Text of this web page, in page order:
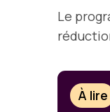
Le
À lire